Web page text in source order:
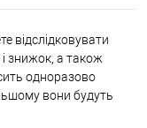
відслідковувати
знижок, а також
одноразово
вони будуть